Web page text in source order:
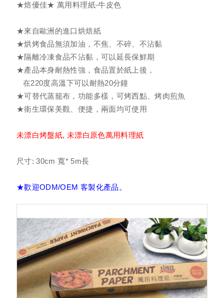
圓形萬用料理紙 (韓式烤肉紙)
進口蒸籠紙
饅頭包子、粿紙
直接烤杯
捲口烤杯
★焙優佳★ 萬用料理紙-牛皮色
★來自歐洲的進口烘焙紙
★烘烤食品無須加油，不焦、不碎、不沾黏
★隔離冷凍食品不沾黏，可以延長保鮮期
★產品本身耐熱性強，食品置於紙上後，
在220度高溫下可以耐熱20分鐘
★可替代蒸籠布，功能多樣，可烤西點、烤肉煎魚
★衛生環保美觀、便捷，兩面均可使用
未漂白烤盤紙, 未漂白原色萬用料理紙
尺寸: 30cm 寬* 5m長
★歡迎ODM/OEM 客製化產品。